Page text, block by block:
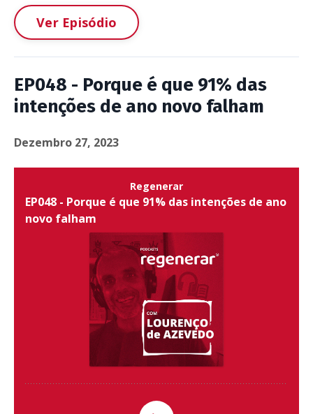
Ver Episódio
EP048 - Porque é que 91% das
intenções de ano novo falham
Dezembro 27, 2023